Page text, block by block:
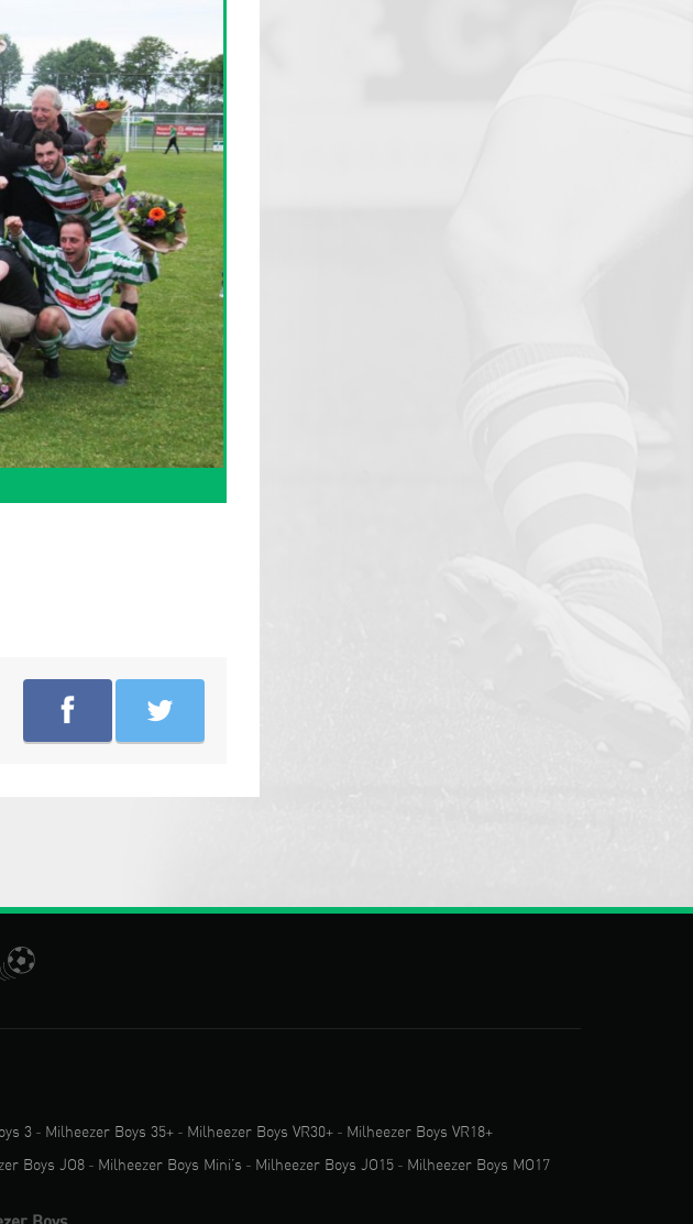
3 - Milheezer Boys 35+ - Milheezer Boys VR30+ - Milheezer Boys VR18+
Boys JO8 - Milheezer Boys Mini’s - Milheezer Boys JO15 - Milheezer Boys MO17